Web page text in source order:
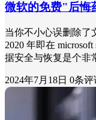
微软的免费"后悔
当你不小心误删除了
2020 年即在
据安全与恢复是个
2024年7月18日 0条评